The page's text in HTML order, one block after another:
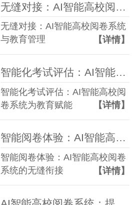
无缝对接：AI智能高校阅卷系统与教育管理
无缝对接：AI智能高校阅卷系统
与教育管理
【详情】
智能化考试评估：AI智能高校阅卷系统为教育赋能
智能化考试评估：AI智能高校阅
卷系统为教育赋能
【详情】
智能阅卷体验：AI智能高校阅卷系统的无缝衔接
智能阅卷体验：AI智能高校阅卷
系统的无缝衔接
【详情】